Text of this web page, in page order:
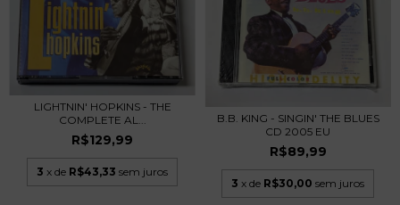
LIGHTNIN' HOPKINS - THE
COMPLETE AL...
R$129,99
3 x de R$43,33 sem juros
B.B. KING - SINGIN' THE BLUES
CD 2005 EU
R$89,99
3 x de R$30,00 sem juros